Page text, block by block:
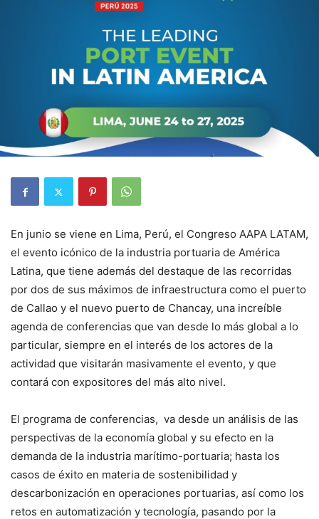
En junio se viene en Lima, Perú, el Congreso AAPA LATAM,
el evento icónico de la industria portuaria de América
Latina, que tiene además del destaque de las recorridas
por dos de sus máximos de infraestructura como el puerto
de Callao y el nuevo puerto de Chancay, una increíble
agenda de conferencias que van desde lo más global a lo
particular, siempre en el interés de los actores de la
actividad que visitarán masivamente el evento, y que
contará con expositores del más alto nivel.
El programa de conferencias, va desde un análisis de las
perspectivas de la economía global y su efecto en la
demanda de la industria marítimo-portuaria; hasta los
casos de éxito en materia de sostenibilidad y
descarbonización en operaciones portuarias, así como los
retos en automatización y tecnología, pasando por la